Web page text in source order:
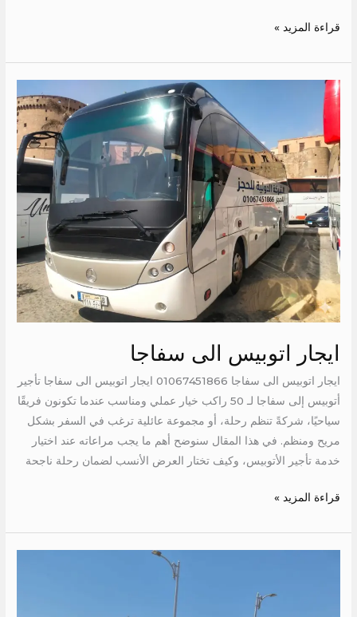
قراءة المزيد »
ايجار اتوبيس الى سفاجا
ايجار اتوبيس الى سفاجا 01067451866 ايجار اتوبيس الى سفاجا تأجير
أتوبيس إلى سفاجا لـ 50 راكب خيار عملي ومناسب عندما تكونون فريقًا
سياحيًا، شركةً تنظم رحلة، أو مجموعة عائلية ترغب في السفر بشكل
مريح ومنظم. في هذا المقال سنوضح أهم ما يجب مراعاته عند اختيار
خدمة تأجير الأتوبيس، وكيف تختار العرض الأنسب لضمان رحلة ناجحة
ايجار
اتوبيس
سفاجا
قراءة المزيد »